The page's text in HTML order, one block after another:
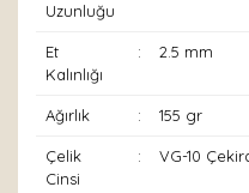
Uzunluğu
Et
Kalınlığı
: 2.5 mm
Ağırlık : 155 gr
Çelik
Cinsi
: VG-10